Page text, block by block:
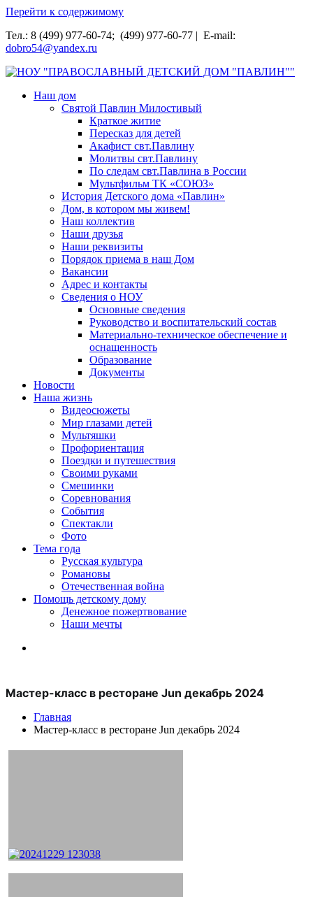
Перейти к содержимому
Тел.: 8 (499) 977-60-74; (499) 977-60-77 | E-mail:
dobro54@yandex.ru
НОУ "ПРАВОСЛАВНЫЙ ДЕТСКИЙ ДОМ "ПАВЛИН""
Наш дом
Святой Павлин Милостивый
Краткое житие
Пересказ для детей
Акафист свт.Павлину
Молитвы свт.Павлину
По следам свт.Павлина в России
Мультфильм ТК «СОЮЗ»
История Детского дома «Павлин»
Дом, в котором мы живем!
Наш коллектив
Наши друзья
Наши реквизиты
Порядок приема в наш Дом
Вакансии
Адрес и контакты
Сведения о НОУ
Основные сведения
Руководство и воспитательский состав
Материально-техническое обеспечение и
оснащенность
Образование
Документы
Новости
Наша жизнь
Видеосюжеты
Мир глазами детей
Мультяшки
Профориентация
Поездки и путешествия
Своими руками
Смешинки
Соревнования
События
Спектакли
Фото
Тема года
Русская культура
Романовы
Отечественная война
Помощь детскому дому
Денежное пожертвование
Наши мечты
Мастер-класс в ресторане Jun декабрь 2024
Главная
Мастер-класс в ресторане Jun декабрь 2024